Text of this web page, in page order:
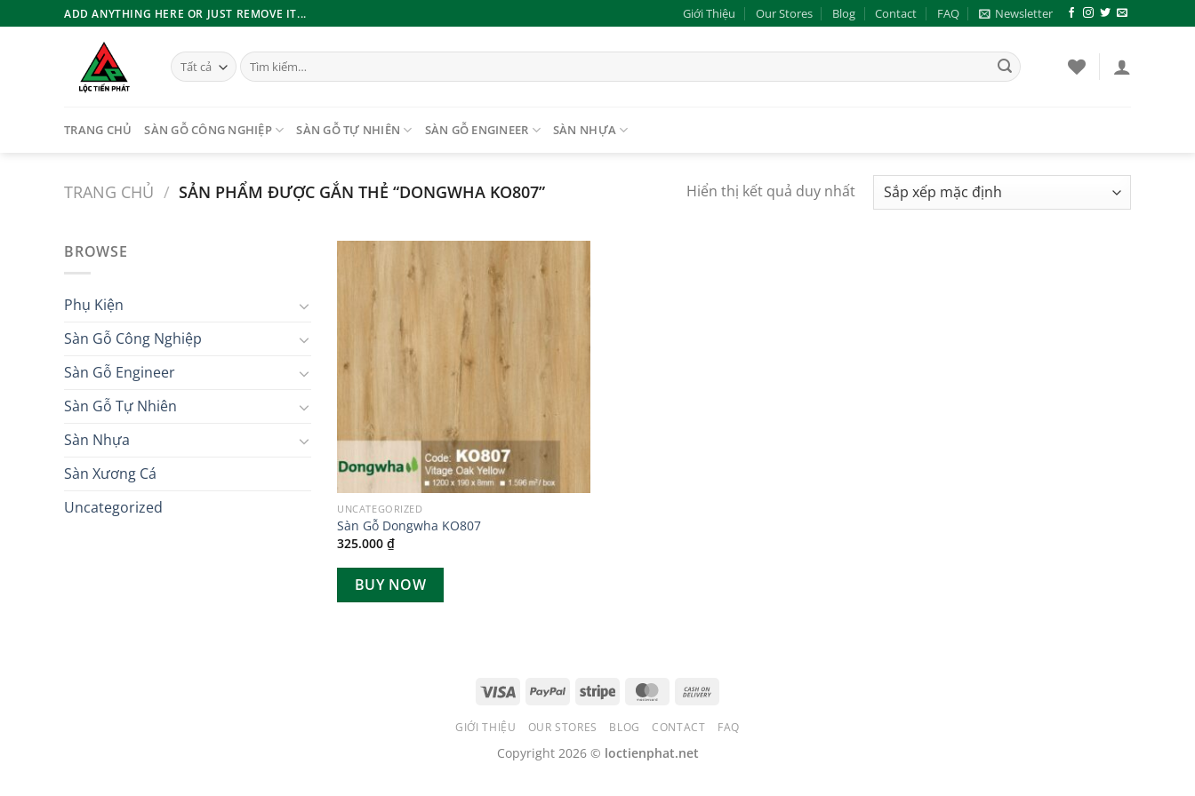
qua
ADD ANYTHING HERE OR JUST REMOVE IT... Giới Thiệu Our Stores Blog Contact FAQ Newsletter
Tìm
kiếm:
TRANG CHỦ SÀN GỖ CÔNG NGHIỆP SÀN GỖ TỰ NHIÊN SÀN GỖ ENGINEER SÀN NHỰA
TRANG CHỦ / SẢN PHẨM ĐƯỢC GẮN THẺ “DONGWHA KO807” Hiển thị kết quả duy nhất
BROWSE
Phụ Kiện
Sàn Gỗ Công Nghiệp
Sàn Gỗ Engineer
Sàn Gỗ Tự Nhiên
Sàn Nhựa
Sàn Xương Cá
Uncategorized
UNCATEGORIZED
Sàn Gỗ Dongwha KO807
325.000₫
BUY NOW
GIỚI THIỆU OUR STORES BLOG CONTACT FAQ
Copyright 2026 © loctienphat.net